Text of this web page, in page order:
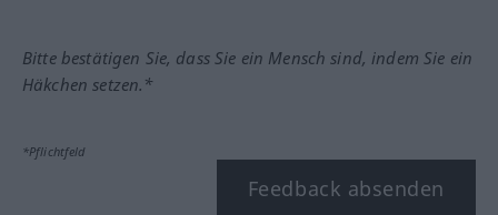
Bitte bestätigen Sie, dass Sie ein Mensch sind, indem Sie ein
Häkchen setzen.*
*Pflichtfeld
Feedback absenden